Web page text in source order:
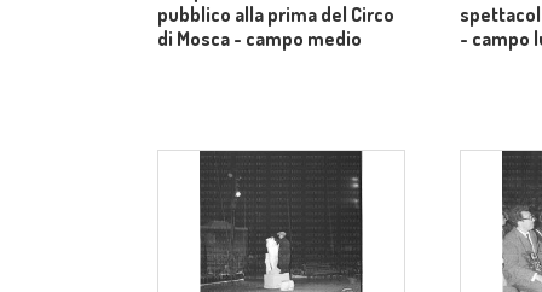
pubblico alla prima del Circo
di Mosca - campo medio
- campo